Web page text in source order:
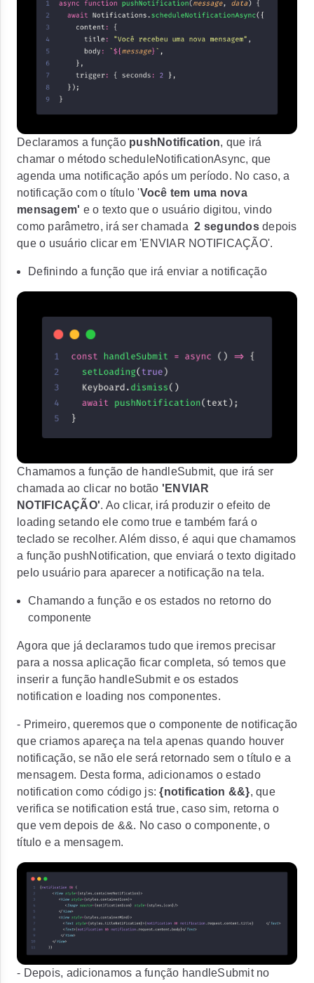
Declaramos a função pushNotification, que irá
chamar o método scheduleNotificationAsync, que
agenda uma notificação após um período. No caso, a
notificação com o título 'Você tem uma nova
mensagem' e o texto que o usuário digitou, vindo
como parâmetro, irá ser chamada2 segundosdepois
que o usuário clicar em 'ENVIAR NOTIFICAÇÃO'.
Definindo a função que irá enviar a notificação
Chamamos a função de handleSubmit, que irá ser
chamada ao clicar no botão 'ENVIAR
NOTIFICAÇÃO'. Ao clicar, irá produzir o efeito de
loading setando ele comotrue e também fará o
teclado se recolher. Além disso, é aqui que chamamos
a função pushNotification, que enviará o texto digitado
pelo usuário para aparecer a notificação na tela.
Chamando a função e os estados no retorno do
componente
Agora que já declaramos tudo que iremos precisar
para a nossa aplicação ficar completa, só temos que
inserir a função handleSubmite os estados
notification e loading nos componentes.
- Primeiro, queremos que o componente de notificação
que criamos apareça na tela apenas quando houver
notificação, se não ele será retornado sem o título e a
mensagem. Desta forma, adicionamos o estado
notification como código js:{notification &&}, que
verifica se notification está true, caso sim, retorna o
que vem depois de &&. No caso o componente, o
título e a mensagem.
- Depois, adicionamos a função handleSubmit no